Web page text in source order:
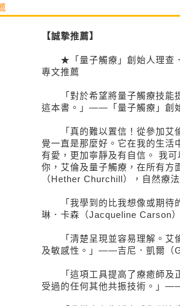
【誠摯推薦】
★「量子觸療」創始人理查．
專文推薦
「對於希望將量子觸療技能提
這本書。」——「量子觸療」創
「真的難以置信！從參加艾
覺一直是那麼好。它在我的生活
有愛，更加寧靜及有自信。 我
你，艾倫及量子觸療，在所有
（Hether Churchill），自然療
「我學到的比我想像或期待
琳．卡森（Jacqueline Carson
「清楚呈現並容易理解。艾倫
及敏感性。」——吉尼．凱爾（
「這項工具提高了療癒師及
受過的任何其他共振技術。」